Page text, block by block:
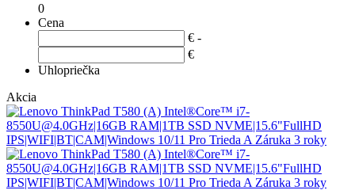
0
Cena
€ -
€
Uhlopriečka
Akcia